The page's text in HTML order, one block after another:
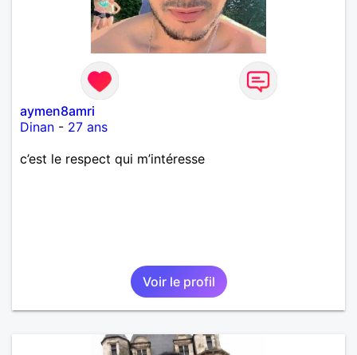
aymen8amri
Dinan - 27 ans
c’est le respect qui m’intéresse
Voir le profil